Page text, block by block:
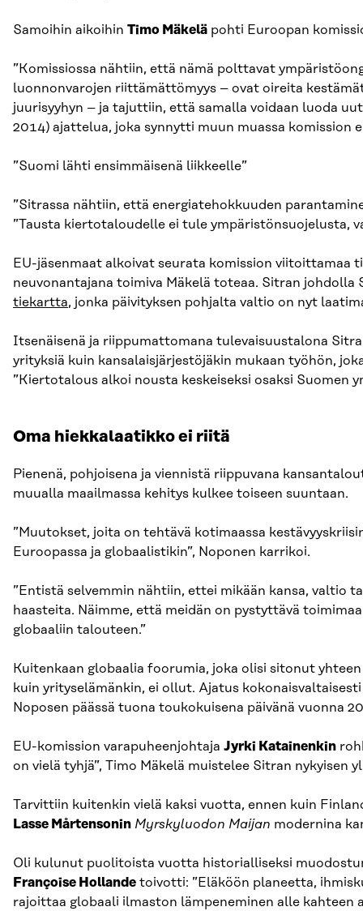
Samoihin aikoihin Timo Mäkelä pohti Euroopan
”Komissiossa nähtiin, että nämä polttavat
luonnonvarojen riittämättömyys – ovat oireita
juurisyyhyn – ja tajuttiin, että samalla voidaan luoda
2014) ajattelua, joka synnytti muun muassa komission
”Suomi lähti ensimmäisenä liikkeelle”
”Sitrassa nähtiin, että energiatehokkuuden
”Tausta kiertotaloudelle ei tule ympäristönsuojelusta,
EU-jäsenmaat alkoivat seurata komission viitoittamaa
neuvonantajana toimiva Mäkelä toteaa. Sitran
tiekartta, jonka päivityksen pohjalta valtio on nyt
Itsenäisenä ja riippumattomana tulevaisuustalona
yrityksiä kuin kansalaisjärjestöjäkin mukaan työhön,
”Kiertotalous alkoi nousta keskeiseksi osaksi Suomen
Oma hiekkalaatikko ei riitä
Pienenä, pohjoisena ja viennistä riippuvana
muualla maailmassa kehitys kulkee toiseen suuntaan.
”Muutokset, joita on tehtävä kotimaassa
Euroopassa ja globaalistikin”, Noponen karrikoi.
”Entistä selvemmin nähtiin, ettei mikään kansa, valtio
haasteita. Näimme, että meidän on pystyttävä
globaaliin talouteen.”
Kuitenkaan globaalia foorumia, joka olisi sitonut
kuin yrityselämänkin, ei ollut. Ajatus
Noposen päässä tuona toukokuisena päivänä vuonna
EU-komission varapuheenjohtaja Jyrki Katainenkin
on vielä tyhjä”, Timo Mäkelä muistelee Sitran nykyisen
Tarvittiin kuitenkin vielä kaksi vuotta, ennen kuin
Lasse Mårtensonin Myrskyluodon Maijan modernina
Oli kulunut puolitoista vuotta historialliseksi
Françoise Hollande toivotti: ”Eläköön planeetta,
rajoittaa globaali ilmaston lämpeneminen alle kahteen